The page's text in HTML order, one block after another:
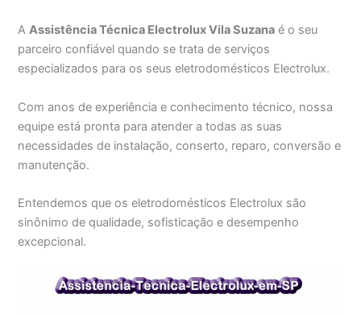
AAssistência Técnica Electrolux Vila Suzana é o seu
parceiro confiável quando se trata de serviços
especializados para os seus eletrodomésticos Electrolux.
Com anos de experiência e conhecimento técnico, nossa
equipe está pronta para atender a todas as suas
necessidades de instalação, conserto, reparo, conversão e
manutenção.
Entendemos que os eletrodomésticos Electrolux são
sinônimo de qualidade, sofisticação e desempenho
excepcional.